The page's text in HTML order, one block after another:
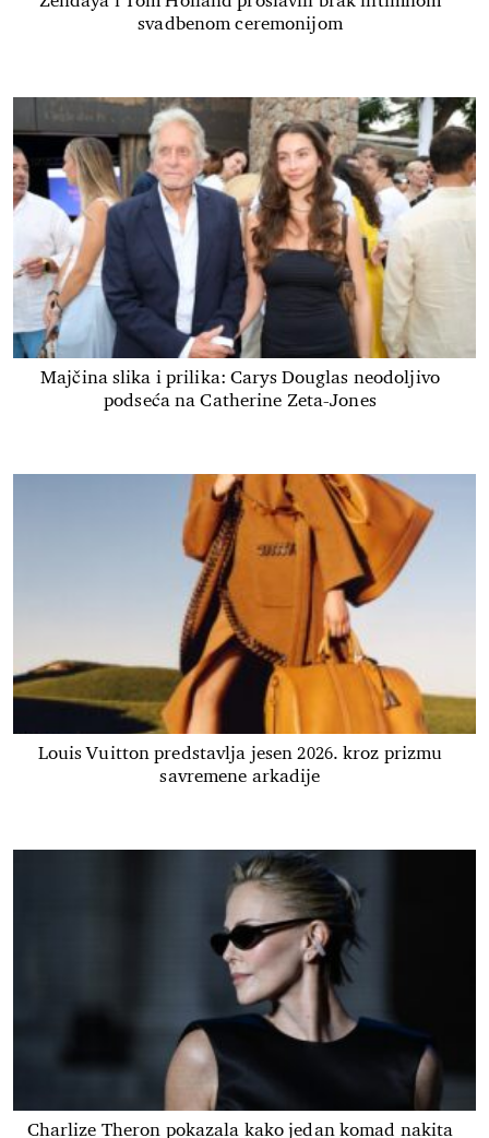
svadbenom ceremonijom
Majčina slika i prilika: Carys Douglas neodoljivo
podseća na Catherine Zeta-Jones
Louis Vuitton predstavlja jesen 2026. kroz prizmu
savremene arkadije
Charlize Theron pokazala kako jedan komad nakita